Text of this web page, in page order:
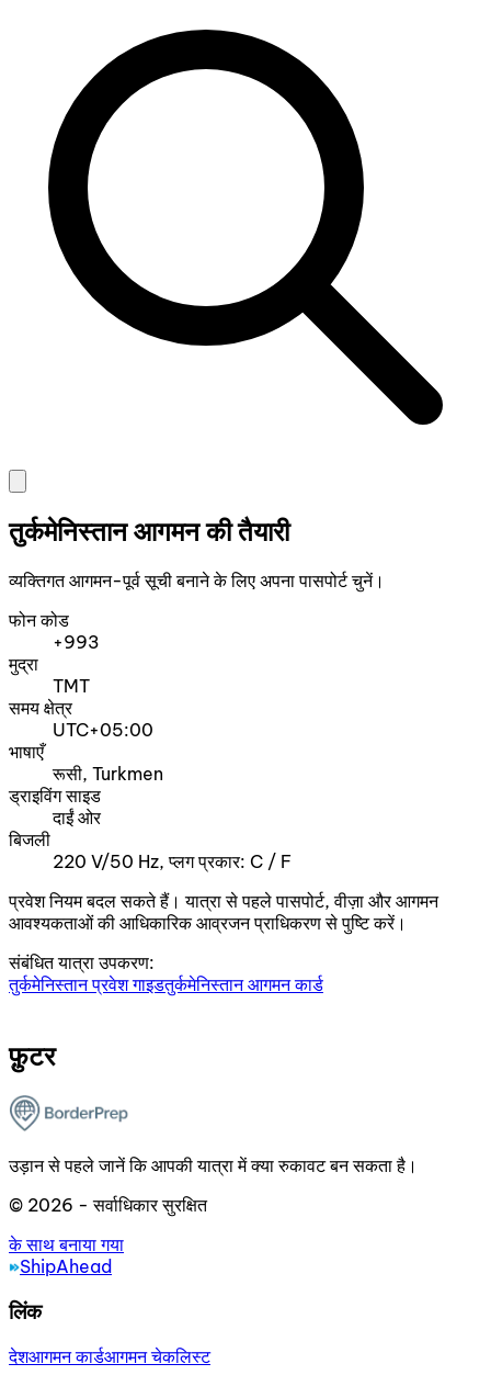
तुर्कमेनिस्तान आगमन की तैयारी
व्यक्तिगत आगमन-पूर्व सूची बनाने के लिए अपना पासपोर्ट चुनें।
फोन कोड
+993
मुद्रा
TMT
समय क्षेत्र
UTC+05:00
भाषाएँ
रूसी, Turkmen
ड्राइविंग साइड
दाईं ओर
बिजली
220 V/50 Hz, प्लग प्रकार: C / F
प्रवेश नियम बदल सकते हैं। यात्रा से पहले पासपोर्ट, वीज़ा और आगमन
आवश्यकताओं की आधिकारिक आव्रजन प्राधिकरण से पुष्टि करें।
संबंधित यात्रा उपकरण:
तुर्कमेनिस्तान प्रवेश गाइडतुर्कमेनिस्तान आगमन कार्ड
फ़ुटर
उड़ान से पहले जानें कि आपकी यात्रा में क्या रुकावट बन सकता है।
© 2026 - सर्वाधिकार सुरक्षित
के साथ बनाया गया
ShipAhead
लिंक
देशआगमन कार्डआगमन चेकलिस्ट